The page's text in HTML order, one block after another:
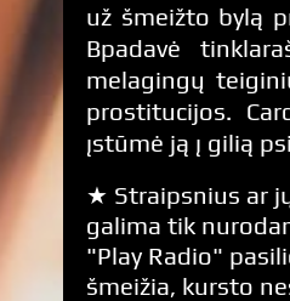
už šmeižto bylą
Bpadavė
melagingų
prostitucijos.
įstūmė ją į gilią
★ Straipsnius ar
galima tik
"Play Radio"
šmeižia, kursto